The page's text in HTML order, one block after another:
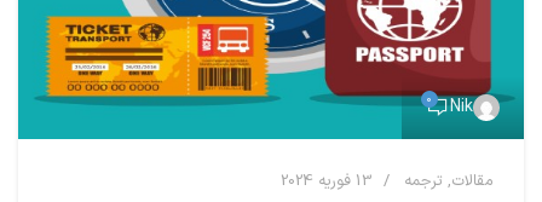
Nik
0
مقالات, ترجمه 13 فوریه 2024